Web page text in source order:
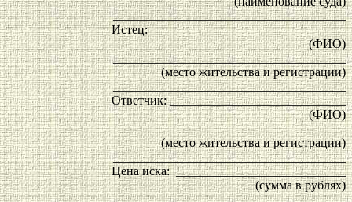
_____________________________________
Истец: _______________________________
(ФИО)
_____________________________________
(место жительства и регистрации)
_____________________________________
Ответчик: ____________________________
(ФИО)
_____________________________________
(место жительства и регистрации)
_____________________________________
Цена иска: ___________________________
(сумма в рублях)